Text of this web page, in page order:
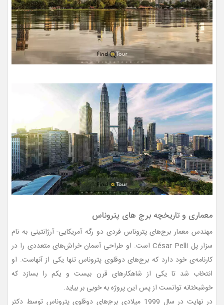
معماری و تاریخچه برج های پتروناس
مهندس معمار برج‌های پتروناس فردی دو رگه آمریکایی- آرژانتینی به نام
سزار پل César Pelli است. او طراحی آسمان خراش‌های متعددی را در
کارنامه‌ی خود دارد که برج‌های دوقلوی پتروناس تنها یکی از آنهاست. او
انتخاب شد تا یکی از شاهکارهای قرن بیست و یکم را بسازد که
خوشبختانه توانست از پس این پروژه به خوبی بر بیاید.
در نهایت در سال 1999 میلادی برج‌های دوقلوی پتروناس توسط دکتر